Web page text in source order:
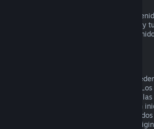
No podemos ofrecer reembolsos por
(p. ej., películas, cortos, series, episodios y
que el video venga en lote con otro
Los regalos que no se hayan activado
del período estándar de 14 días/2 horas.
activado también pueden rembolsarse en
pero debe ser el receptor del regalo quien
rembolso. En este caso, los fondos
regalo le serán devueltos al comprador